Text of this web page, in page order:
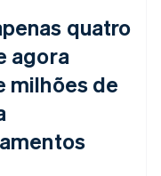
quatro
agora
milhões de